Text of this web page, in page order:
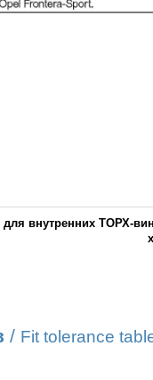
внутренних ТОРХ-
/ Fit tolerance